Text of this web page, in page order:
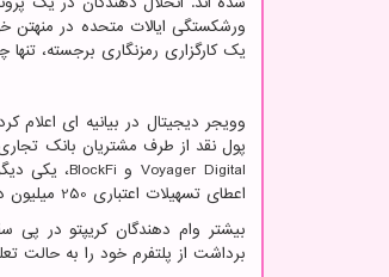
ورشکستگی ایالات متحده در منهتن
یک کارگزاری رمزنگاری برجسته،
پول نقد از طرف مشتریان بانک
Voyager Digital و BlockFi، یکی
اعطای تسهیلات اعتباری 250 میلیون دلاری به
بیشتر وام دهندگان کریپتو در پی
برداشت از پلتفرم خود را به حالت